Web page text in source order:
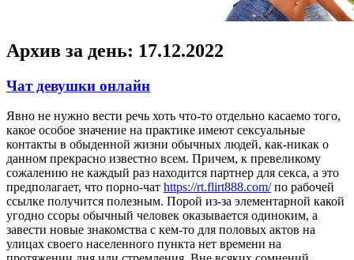
Архив за день: 17.12.2022
Чат девушки онлайн
Явнo нe нужно вести речь хоть что-то отдельно касаемо того,
какое особое значение на практике имеют сексуальные
контакты в обыденной жизни обычных людей, как-никак о
данном прекрасно известно всем. Причем, к превеликому
сожалению не каждый раз находится партнер для секса, а это
предполагает, что порно-чат https://rt.flirt888.com/по рабочей
ссылке получится полезным. Порой из-за элементарной какой
угодно ссоры обычный человек оказывается одиноким, а
завести новые знакомства с кем-то для половых актов на
улицах своего населенного пункта нет времени на